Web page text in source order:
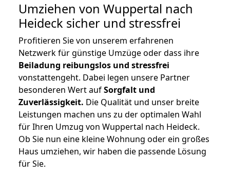
Umziehen von Wuppertal nach
Heideck sicher und stressfrei
Profitieren Sie von unserem erfahrenen
Netzwerk für günstige Umzüge oder dass ihre
Beiladung reibungslos und stressfrei
vonstattengeht. Dabei legen unsere Partner
besonderen Wert aufSorgfalt und
Zuverlässigkeit. Die Qualität und unser breite
Leistungen machen uns zu der optimalen Wahl
für Ihren Umzug von Wuppertal nach Heideck.
Ob Sie nun eine kleine Wohnung oder ein großes
Haus umziehen, wir haben die passende Lösung
für Sie.